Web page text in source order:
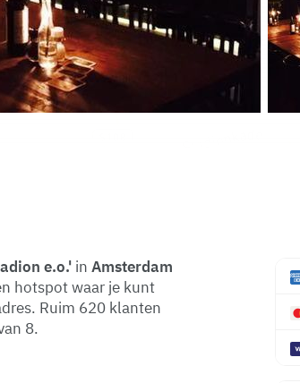
e.o.' in Amsterdam
hotspot waar je kunt
Ruim 620 klanten
8.